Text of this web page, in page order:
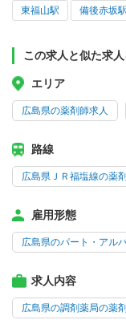
東福山駅 備後赤坂駅
この求人と似た求
エリア
広島県の薬剤師求人
路線
広島県ＪＲ福塩線の薬
雇用形態
広島県のパート・アル
求人内容
広島県の調剤薬局の薬